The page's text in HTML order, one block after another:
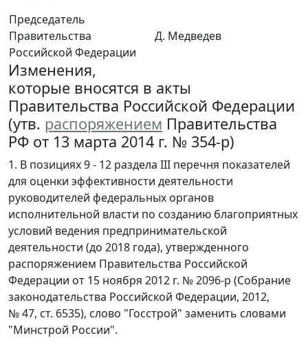
Председатель
Правительства
Российской Федерации
Д. Медведев
Изменения,
которые вносятся в акты
Правительства Российской Федерации
(утв. распоряжением Правительства
РФ от 13 марта 2014 г. № 354-р)
1. В позициях 9 - 12 раздела III перечня показателей
для оценки эффективности деятельности
руководителей федеральных органов
исполнительной власти по созданию благоприятных
условий ведения предпринимательской
деятельности (до 2018 года), утвержденного
распоряжением Правительства Российской
Федерации от 15 ноября 2012 г. № 2096-р (Собрание
законодательства Российской Федерации, 2012,
№ 47, ст. 6535), слово "Госстрой" заменить словами
"Минстрой России".